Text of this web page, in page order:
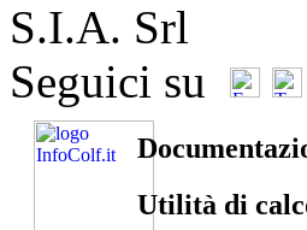
S.I.A. Srl
Seguici su
Utilità di